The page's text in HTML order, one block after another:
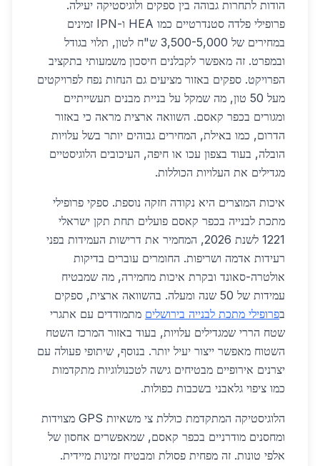
הודות לתחרות גבוהה בין ספקים ולוגיסטיקה יעילה.
פרופילי פלדה סטנדרטיים כמו HEA ו-IPN זמינים
במחירים של 3,500-5,000 ש"ח לטון, תלוי בגודל
ובמפרט. זה מאפשר לקבלנים חיסכון משמעותי בתקציב
הפרויקט. ספקים באזור מציעים גם הנחות נפח לפרויקטים
מעל 50 טון, מה שמקל על בניית מבנים תעשייתיים
ומגורים בכפר קאסם. השוואה ארצית מראה כי באזור
הדרום, כמו באילת, המחירים גבוהים יותר בשל עלויות
הובלה, בעוד בצפון עכו או חיפה, העיכובים הלוגיסטיים
מגדילים את העלויות הכוללות.
איכות המוצרים היא נקודה חזקה נוספת. ספקי פרופילי
מתכת לבנייה בכפר קאסם פועלים תחת תקן ישראלי
1221 לשנת 2026, המחמיר את דרישות העמידות בפני
רעידות אדמה ושריפות. החומרים עוברים בדיקות
אולטרה-סאונד ובקרת איכות מחמירה, מה שמבטיח
עמידות של 50 שנה ומעלה. בהשוואה ארצית, ספקים
בפרופילי מתכת לבנייה בירושלים מתמודדים עם אתגרי
שטח הררי שמגדילים עלויות, בעוד באזור המרכז השטח
השטוח מאפשר ייצור יעיל יותר. בנוסף, שיתופי פעולה עם
יצרנים אירופיים מבטיחים גישה לטכנולוגיות מתקדמות
כמו ציפוי גלאבני בשכבות כפולות.
הלוגיסטיקה המתקדמת כוללת צי משאיות GPS מצוידות
ומחסנים מודרניים בכפר קאסם, שמאפשרים אחסון של
אלפי טונות. זה מפחית פסולת ומבטיח זמינות מיידית.